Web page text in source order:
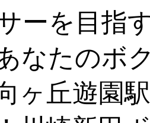
ーを目指
なたのボ
ヶ丘遊園